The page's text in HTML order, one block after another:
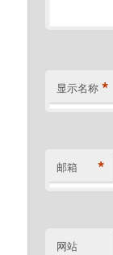
显示名称 *
邮箱 *
网站